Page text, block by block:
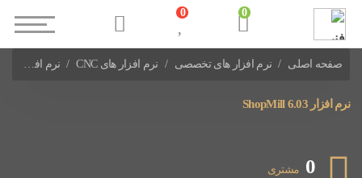
صفحه اصلی نرم افزار های تخصصی نرم افزار های CNC نرم افزار ShopMill 6.03
نرم افزار ShopMill 6.03
0 مشتری
0
0